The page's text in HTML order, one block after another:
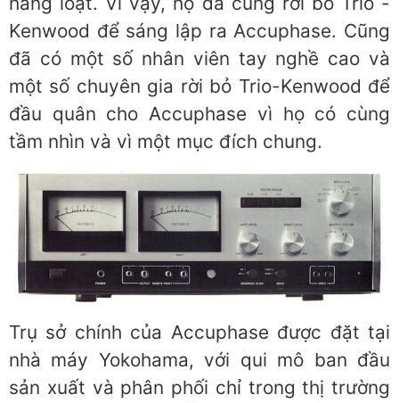
Kenwood để sáng lập ra Accuphase. Cũng
đã có một số nhân viên tay nghề cao và
một số chuyên gia rời bỏ Trio-Kenwood để
đầu quân cho Accuphase vì họ có cùng
tầm nhìn và vì một mục đích chung.
Trụ sở chính của Accuphase được đặt tại
nhà máy Yokohama, với qui mô ban đầu
sản xuất và phân phối chỉ trong thị trường